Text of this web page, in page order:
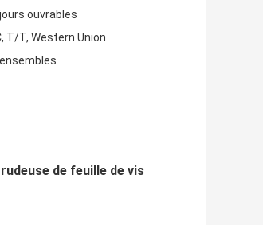
ouvrables
T/T, Western Union
de feuille de vis